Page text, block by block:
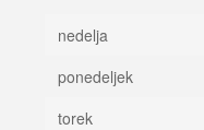
nedelja
ponedeljek
torek